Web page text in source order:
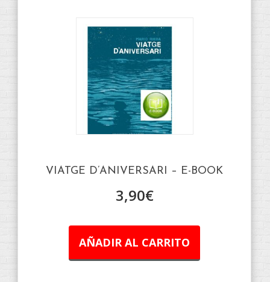
VIATGE D’ANIVERSARI – E-BOOK
3,90€
AÑADIR AL CARRITO